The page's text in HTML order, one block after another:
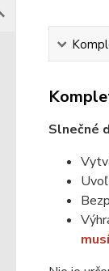
Slnečné